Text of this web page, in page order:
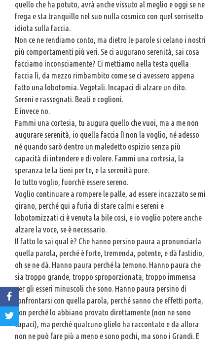
quello che ha potuto, avrà anche vissuto al meglio e oggi se ne
frega e sta tranquillo nel suo nulla cosmico con quel sorrisetto
idiota sulla faccia.
Non ce ne rendiamo conto, ma dietro le parole si celano i nostri
più comportamenti più veri. Se ci augurano serenità, sai cosa
facciamo inconsciamente? Ci mettiamo nella testa quella
faccia lì, da mezzo rimbambito come se ci avessero appena
fatto una lobotomia. Vegetali. Incapaci di alzare un dito.
Sereni e rassegnati. Beati e coglioni.
E invece no.
Fammi una cortesia, tu augura quello che vuoi, ma a me non
augurare serenità, io quella faccia lì non la voglio, né adesso
né quando sarò dentro un maledetto ospizio senza più
capacità di intendere e di volere. Fammi una cortesia, la
speranza te la tieni per te, e la serenità pure.
Io tutto voglio, fuorchè essere sereno.
Voglio continuare a rompere le palle, ad essere incazzato se mi
girano, perché qui a furia di stare calmi e sereni e
lobotomizzati ci è venuta la bile così, e io voglio potere anche
alzare la voce, se è necessario.
Il fatto lo sai qual è? Che hanno persino paura a pronunciarla
quella parola, perché è forte, tremenda, potente, e dà fastidio,
oh se ne dà. Hanno paura perché la temono. Hanno paura che
sia troppo grande, troppo sproporzionata, troppo immensa
per gli esseri minuscoli che sono. Hanno paura persino di
confrontarsi con quella parola, perché sanno che effetti porta,
non perché lo abbiano provato direttamente (non ne sono
capaci), ma perché qualcuno glielo ha raccontato e da allora
non ne può fare più a meno e sono pochi, ma sono i Grandi. E